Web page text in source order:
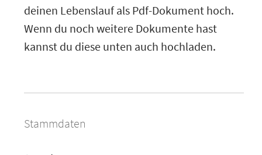
deinen Lebenslauf als Pdf-Dokument hoch.
Wenn du noch weitere Dokumente hast
kannst du diese unten auch hochladen.
Stammdaten